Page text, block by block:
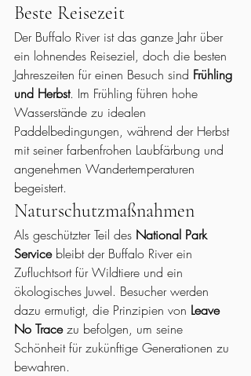
Beste Reisezeit
Der Buffalo River ist das ganze Jahr über
ein lohnendes Reiseziel, doch die besten
Jahreszeiten für einen Besuch sind Frühling
und Herbst. Im Frühling führen hohe
Wasserstände zu idealen
Paddelbedingungen, während der Herbst
mit seiner farbenfrohen Laubfärbung und
angenehmen Wandertemperaturen
begeistert.
Naturschutzmaßnahmen
Als geschützter Teil des National Park
Service bleibt der Buffalo River ein
Zufluchtsort für Wildtiere und ein
ökologisches Juwel. Besucher werden
dazu ermutigt, die Prinzipien von Leave
No Trace zu befolgen, um seine
Schönheit für zukünftige Generationen zu
bewahren.